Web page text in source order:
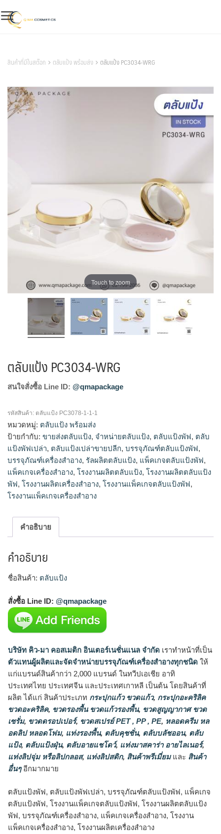
to
content
สินค้าที่มีในสต๊อก ตลับแป้ง พร้อมส่ง ตลับแป้ง PC3034-WRG
Touch to zoom
ตลับแป้ง PC3034-WRG
สนใจสั่งซื้อ Line ID: @qmapackage
รหัสสินค้า: ตลับแป้ง PC3078-1-1-1
หมวดหมู่: ตลับแป้ง พร้อมส่ง
ป้ายกำกับ: ขายส่งตลับแป้ง, จำหน่ายตลับแป้ง, ตลับแป้งพัฟ, ตลับ
แป้งพัฟเปล่า, ตลับแป้งเปล่าขายปลีก, บรรจุภัณฑ์ตลับแป้งพัฟ,
บรรจุภัณฑ์เครื่องสำอาง, รัลผลิตตลับแป้ง, แพ็คเกจตลับแป้งพัฟ,
แพ็คเกจเครื่องสำอาง, โรงงานผลิตตลับแป้ง, โรงงานผลิตตลับแป้ง
พัฟ, โรงงานผลิตเครื่องสำอาง, โรงงานแพ็คเกจตลับแป้งพัฟ,
โรงงานแพ็คเกจเครื่องสำอาง
คำอธิบาย
คำอธิบาย
ชื่อสินค้า: ตลับแป้ง
สั่งซื้อ Line ID: @qmapackage
บริษัท คิว-มา คอสเมติก อินเตอร์เนชั่นแนล จำกัด เราทำหน้าที่เป็น
ตัวแทนผู้ผลิตและจัดจำหน่ายบรรจุภัณฑ์เครื่องสำอางทุกชนิด ให้
แก่แบรนด์สินค้ากว่า 2,000 แบรนด์ ในทวีปเอเชีย อาทิ
ประเทศไทย ประเทศจีน และประเทศเกาหลี เป็นต้น โดยสินค้าที่
ผลิต ได้แก่ สินค้าประเภท กระปุกแก้ว ขวดแก้ว, กระปุกอะคริลิค
ขวดอะคริลิค, ขวดรองพื้น ขวดแก้วรองพื้น, ขวดสูญญากาศ ขวด
เซรั่ม, ขวดดรอปเปอร์, ขวดสเปรย์ PET , PP , PE, หลอดครีม หล
อดลิป หลอดโฟม, แท่งรองพื้น, ตลับคุชชั่น, ตลับบลัชออน, ตลับ
แป้ง, ตลับแป้งฝุ่น, ตลับอายแชโดว์, แท่งมาสคาร่า อายไลเนอร์,
แท่งลิปจุ่ม หรือลิปกลอส, แท่งลิปสติก, สินค้าพรีเมี่ยมและ สินค้า
อื่นๆอีกมากมาย
ตลับแป้งพัฟ, ตลับแป้งพัฟเปล่า, บรรจุภัณฑ์ตลับแป้งพัฟ, แพ็คเกจ
ตลับแป้งพัฟ, โรงงานแพ็คเกจตลับแป้งพัฟ, โรงงานผลิตตลับแป้ง
พัฟ, บรรจุภัณฑ์เครื่องสำอาง, แพ็คเกจเครื่องสำอาง, โรงงาน
แพ็คเกจเครื่องสำอาง, โรงงานผลิตเครื่องสำอาง